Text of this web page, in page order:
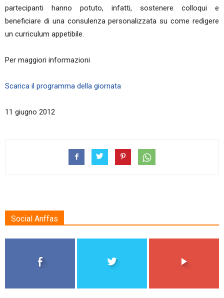
partecipanti hanno potuto, infatti, sostenere colloqui e
beneficiare di una consulenza personalizzata su come redigere
un curriculum appetibile.
Per maggiori informazioni
Scarica il programma della giornata
11 giugno 2012
Social Anffas